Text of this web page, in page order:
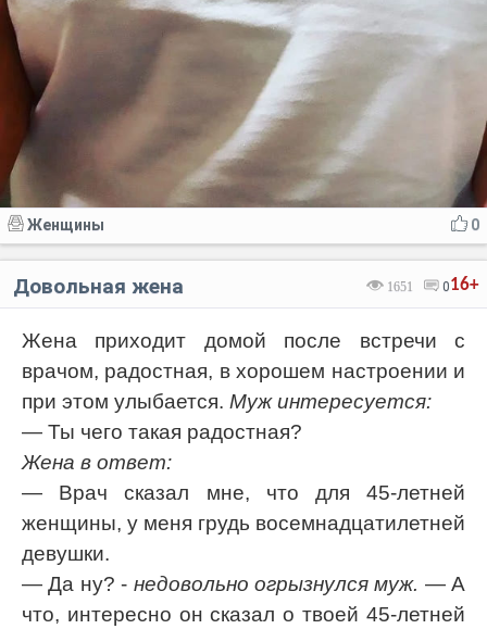
0
Женщины
16+
1651 0
Довольная жена
Жена приходит домой после встречи с
врачом, радостная, в хорошем настроении и
при этом улыбается. Муж интересуется:
— Ты чего такая радостная?
Жена в ответ:
— Врач сказал мне, что для 45-летней
женщины, у меня грудь восемнадцатилетней
девушки.
— Да ну? - недовольно огрызнулся муж. — А
что, интересно он сказал о твоей 45-летней